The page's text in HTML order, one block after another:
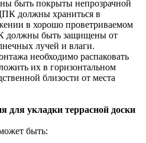
быть покрыты непрозрачной
должны храниться в
в хорошо проветриваемом
должны быть защищены от
лучей и влаги.
необходимо распаковать
их в горизонтальном
близости от места
для укладки террасной доски
быть: